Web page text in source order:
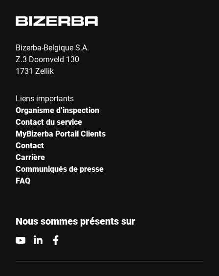
Bizerba-Belgique S.A.
Z.3 Doornveld 130
1731 Zellik
Liens importants
Organisme d’inspection
Contact du service
MyBizerba Portail Clients
Contact
Carrière
Communiqués de presse
FAQ
Nous sommes présents sur